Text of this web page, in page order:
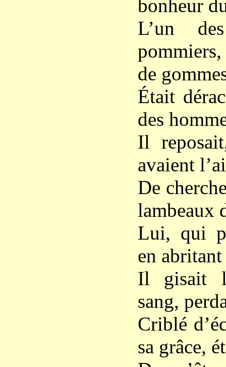
bonheur
L’un
de
Était
des
Il
avaient
De
lambeaux
Lui, qui
en
Il gisait
sang,
Criblé
sa grâce,